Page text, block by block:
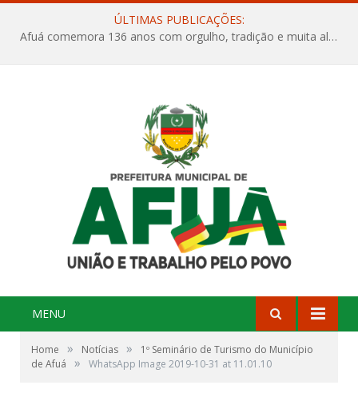
ÚLTIMAS PUBLICAÇÕES:
Afuá comemora 136 anos com orgulho, tradição e muita alegria na Quadra Dr. Nelson Salomão
MENU
Home » Notícias »
1º Seminário de Turismo do Município
de Afuá
» WhatsApp Image 2019-10-31 at 11.01.10